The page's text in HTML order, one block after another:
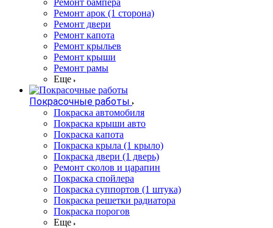
Ремонт бампера
Ремонт арок (1 сторона)
Ремонт двери
Ремонт капота
Ремонт крыльев
Ремонт крыши
Ремонт рамы
Еще
Покрасочные работы
Покраска автомобиля
Покраска крыши авто
Покраска капота
Покраска крыла (1 крыло)
Покраска двери (1 дверь)
Ремонт сколов и царапин
Покраска спойлера
Покраска суппортов (1 штука)
Покраска решетки радиатора
Покраска порогов
Еще